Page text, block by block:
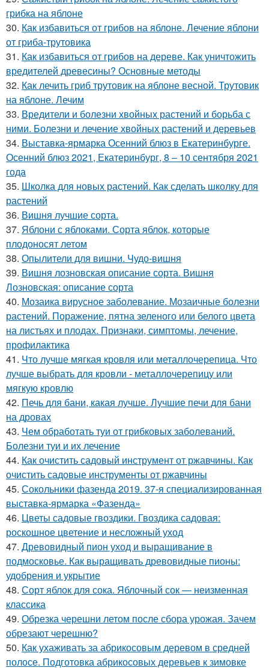
грибка на яблоне
30. Как избавиться от грибов на яблоне. Лечение яблони
от гриба-трутовика
31. Как избавиться от грибов на дереве. Как уничтожить
вредителей древесины? Основные методы
32. Как лечить гриб трутовик на яблоне весной. Трутовик
на яблоне. Лечим
33. Вредители и болезни хвойных растений и борьба с
ними. Болезни и лечение хвойных растений и деревьев
34. Выставка-ярмарка Осенний блюз в Екатеринбурге.
Осенний блюз 2021, Екатеринбург, 8 – 10 сентября 2021
года
35. Школка для новых растений. Как сделать школку для
растений
36. Вишня лучшие сорта.
37. Яблони с яблоками. Сорта яблок, которые
плодоносят летом
38. Опылители для вишни. Чудо-вишня
39. Вишня лозновская описание сорта. Вишня
Лозновская: описание сорта
40. Мозаика вирусное заболевание. Мозаичные болезни
растений. Поражение, пятна зеленого или белого цвета
на листьях и плодах. Признаки, симптомы, лечение,
профилактика
41. Что лучше мягкая кровля или металлочерепица. Что
лучше выбрать для кровли - металлочерепицу или
мягкую кровлю
42. Печь для бани, какая лучше. Лучшие печи для бани
на дровах
43. Чем обработать туи от грибковых заболеваний.
Болезни туи и их лечение
44. Как очистить садовый инструмент от ржавчины. Как
очистить садовые инструменты от ржавчины
45. Сокольники фазенда 2019. 37-я специализированная
выставка-ярмарка «Фазенда»
46. Цветы садовые гвоздики. Гвоздика садовая:
роскошное цветение и несложный уход
47. Древовидный пион уход и выращивание в
подмосковье. Как выращивать древовидные пионы:
удобрения и укрытие
48. Сорт яблок для сока. Яблочный сок — неизменная
классика
49. Обрезка черешни летом после сбора урожая. Зачем
обрезают черешню?
50. Как ухаживать за абрикосовым деревом в средней
полосе. Подготовка абрикосовых деревьев к зимовке